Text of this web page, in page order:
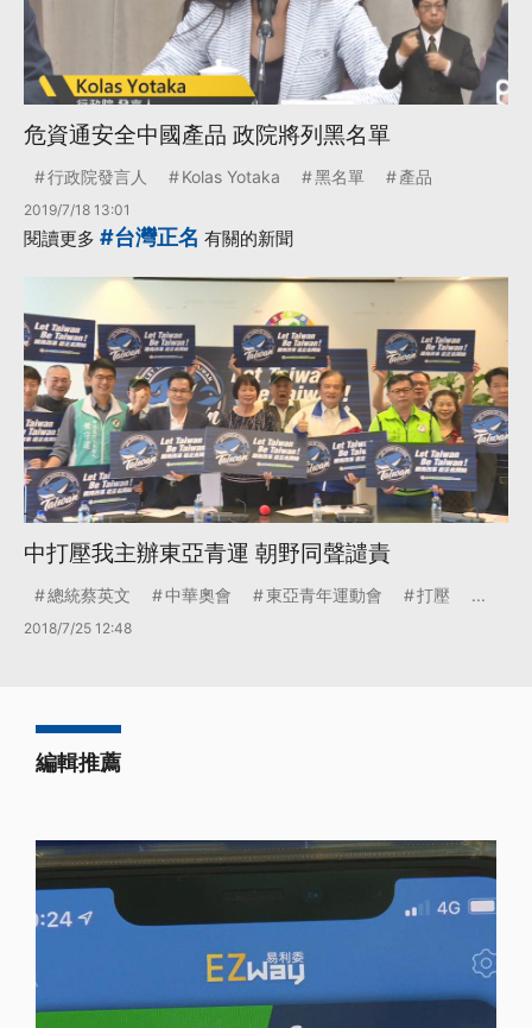
危資通安全中國產品 政院將列黑名單
行政院發言人 Kolas Yotaka 黑名單 產品
2019/7/18 13:01
閱讀更多 #台灣正名 有關的新聞
中打壓我主辦東亞青運 朝野同聲譴責
總統蔡英文 中華奧會 東亞青年運動會 打壓 ...
2018/7/25 12:48
編輯推薦